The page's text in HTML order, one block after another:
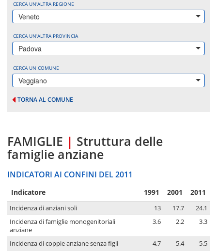
CERCA UN'ALTRA REGIONE
Veneto
CERCA UN'ALTRA PROVINCIA
Padova
CERCA UN COMUNE
Veggiano
TORNA AL COMUNE
FAMIGLIE | Struttura delle
famiglie anziane
INDICATORI AI CONFINI DEL 2011
Indicatore 1991 2001 2011
Incidenza di anziani soli 13 17.7
24.1
Incidenza di famiglie monogenitoriali
anziane
3.6 2.2 3.3
Incidenza di coppie anziane senza figli 4.7 5.4
5.5